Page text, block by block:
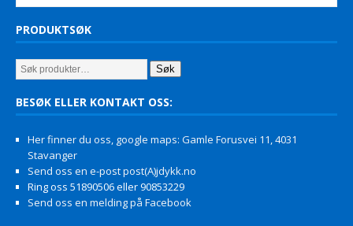
PRODUKTSØK
Søk
BESØK ELLER KONTAKT OSS:
Her finner du oss, google maps: Gamle Forusvei 11, 4031
Stavanger
Send oss en e-post post(A)jdykk.no
Ring oss 51890506 eller 90853229
Send oss en melding på Facebook